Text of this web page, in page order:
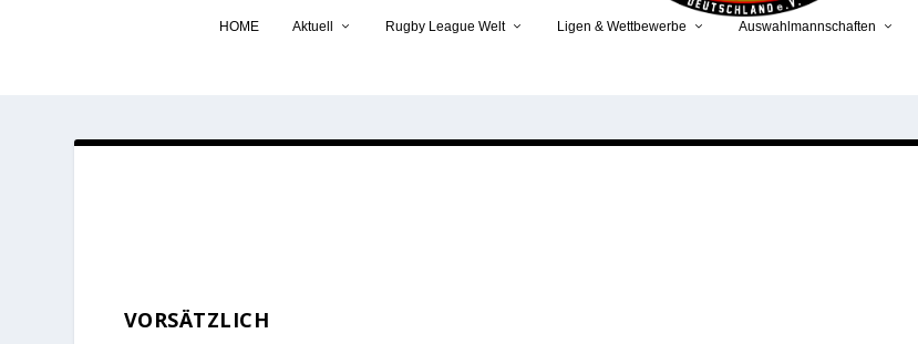
HOME Aktuell Rugby League Welt Ligen & Wettbewerbe Auswahlmannschaften
VORSÄTZLICH